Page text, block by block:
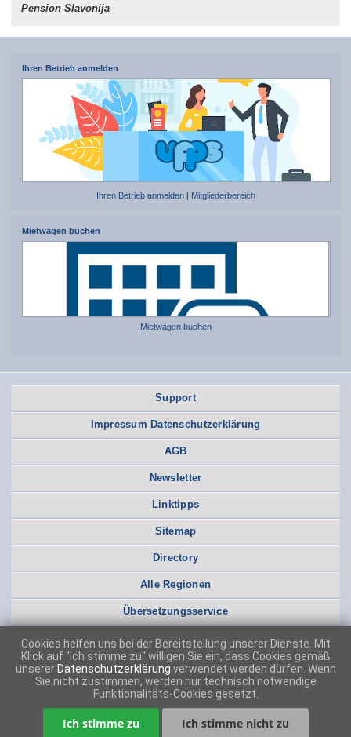
Pension Slavonija
Ihren Betrieb anmelden
Ihren Betrieb anmelden Mitgliederbereich
Mietwagen buchen
Mietwagen buchen
Support
Impressum Datenschutzerklärung
AGB
Newsletter
Linktipps
Sitemap
Directory
Alle Regionen
Übersetzungsservice
Cookies helfen uns bei der Bereitstellung unserer Dienste. Mit
Klick auf "Ich stimme zu" willigen Sie ein, dass Cookies gemäß
unserer Datenschutzerklärung verwendet werden dürfen. Wenn
Sie nicht zustimmen, werden nur technisch notwendige
Funktionalitäts-Cookies gesetzt.